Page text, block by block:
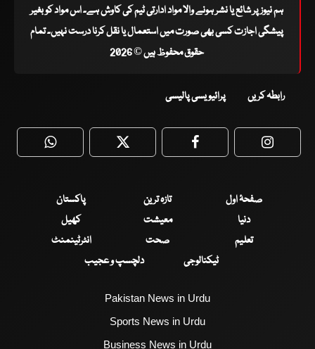
ہم نیوز پر شائع یا نشر ہونے والا مواد ادارتی ٹیم کی کاوش ہے۔ اس مواد کو بغیر
پیشگی اجازت کسی بھی صورت میں استعمال یا نقل کرنا درست نہیں۔ تمام
حقوق محفوظ ہیں © 2026
رابطہ کریں پرائیویسی پالیسی
WhatsApp Twitter Facebook
صفحۂ اول تازہ ترین
پاکستان
دنیا
معیشت
کھیل
تعلیم
صحت
انٹرٹینمنٹ
ٹیکنالوجی
دلچسپ و عجیب
Pakistan News in Urdu
Sports News in Urdu
Business News in Urdu